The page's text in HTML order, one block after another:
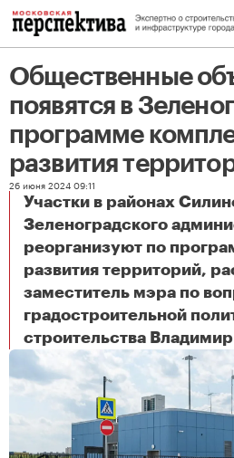
Общественные
появятся в
программе
развития
26 июня 2024 09:11
Участки в районах
Зеленоградского
реорганизуют по
развития территорий,
заместитель мэра по
градостроительной
строительства